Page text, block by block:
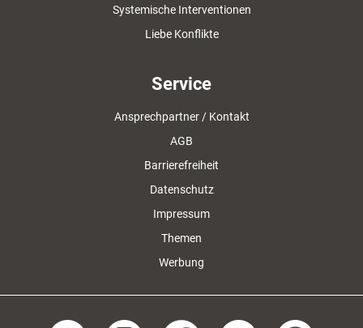
Systemische Interventionen
Liebe Konflikte
Service
Ansprechpartner / Kontakt
AGB
Barrierefreiheit
Datenschutz
Impressum
Themen
Werbung